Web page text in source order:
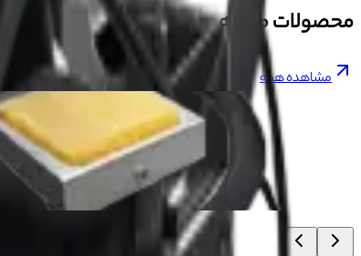
محصولات مشابه
مشاهده همه